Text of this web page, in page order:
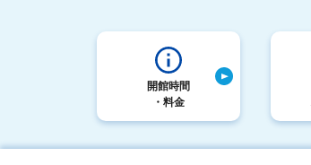
開館時間
・料金